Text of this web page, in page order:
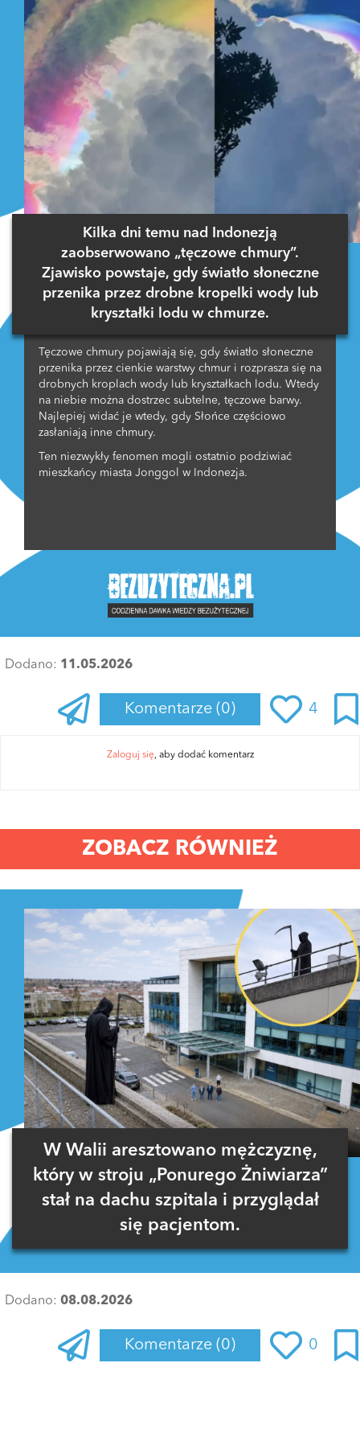
Kilka dni temu nad Indonezją
zaobserwowano „tęczowe chmury”.
Zjawisko powstaje, gdy światło słoneczne
przenika przez drobne kropelki wody lub
kryształki lodu w chmurze.
Tęczowe chmury pojawiają się, gdy światło słoneczne
przenika przez cienkie warstwy chmur i rozprasza się na
drobnych kroplach wody lub kryształkach lodu. Wtedy
na niebie można dostrzec subtelne, tęczowe barwy.
Najlepiej widać je wtedy, gdy Słońce częściowo
zasłaniają inne chmury.
Ten niezwykły fenomen mogli ostatnio podziwiać
mieszkańcy miasta Jonggol w Indonezja.
Dodano: 11.05.2026
Komentarze (0) 4
Zaloguj się, aby dodać komentarz
ZOBACZ RÓWNIEŻ
W Walii aresztowano mężczyznę,
który w stroju „Ponurego Żniwiarza”
stał na dachu szpitala i przyglądał
się pacjentom.
Dodano: 08.08.2026
Komentarze (0) 0